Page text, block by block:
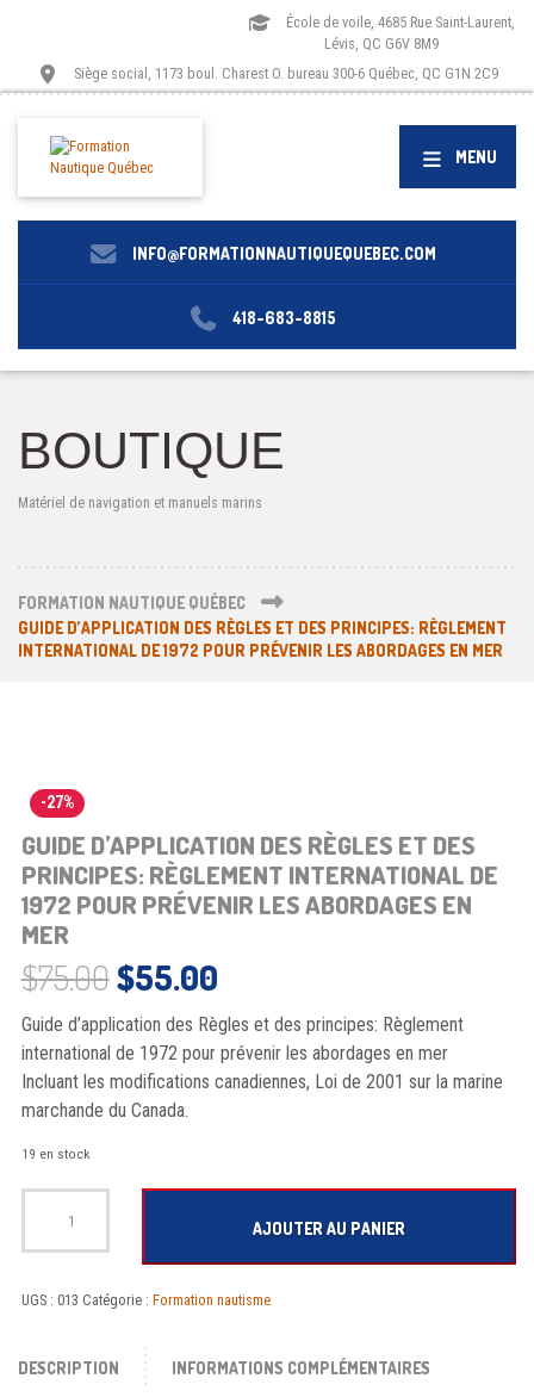
École de voile, 4685 Rue Saint-Laurent,
Lévis, QC G6V 8M9
Siège social, 1173 boul. Charest O. bureau 300-6 Québec, QC G1N 2C9
MENU
INFO@FORMATIONNAUTIQUEQUEBEC.COM
418-683-8815
BOUTIQUE
Matériel de navigation et manuels marins
FORMATION NAUTIQUE QUÉBEC
GUIDE D’APPLICATION DES RÈGLES ET DES PRINCIPES: RÈGLEMENT
INTERNATIONAL DE 1972 POUR PRÉVENIR LES ABORDAGES EN MER
-27%
GUIDE D’APPLICATION DES RÈGLES ET DES
PRINCIPES: RÈGLEMENT INTERNATIONAL DE
1972 POUR PRÉVENIR LES ABORDAGES EN
MER
$75.00Le prix initial était : $75.00.
$55.00Le prix actuel est :
Guide d’application des Règles et des principes: Règlement
international de 1972 pour prévenir les abordages en mer
Incluant les modifications canadiennes, Loi de 2001 sur la marine
marchande du Canada.
19 en stock
quantité de Guide d'application des Règles et des principes: Règlement
AJOUTER AU PANIER
UGS : 013 Catégorie : Formation nautisme
DESCRIPTION INFORMATIONS COMPLÉMENTAIRES